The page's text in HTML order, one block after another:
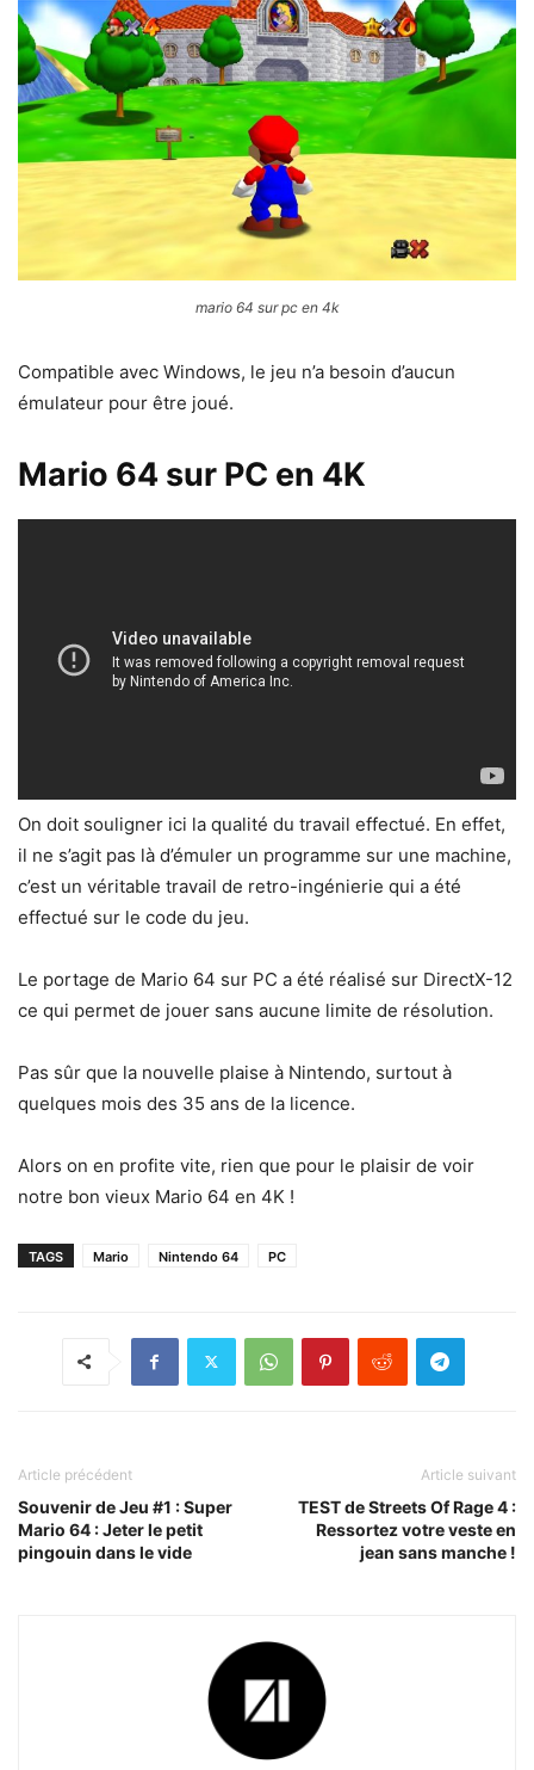
mario 64 sur pc en 4k
Compatible avec Windows, le jeu n’a besoin d’aucun
émulateur pour être joué.
Mario 64 sur PC en 4K
On doit souligner ici la qualité du travail effectué. En effet,
il ne s’agit pas là d’émuler un programme sur une machine,
c’est un véritable travail de retro-ingénierie qui a été
effectué sur le code du jeu.
Le portage de Mario 64 sur PC a été réalisé sur DirectX-12
ce qui permet de jouer sans aucune limite de résolution.
Pas sûr que la nouvelle plaise à Nintendo, surtout à
quelques mois des 35 ans de la licence.
Alors on en profite vite, rien que pour le plaisir de voir
notre bon vieux Mario 64 en 4K !
TAGS Mario Nintendo 64 PC
Article précédent
Souvenir de Jeu #1 : Super
Mario 64 : Jeter le petit
pingouin dans le vide
Article suivant
TEST de Streets Of Rage 4 :
Ressortez votre veste en
jean sans manche !